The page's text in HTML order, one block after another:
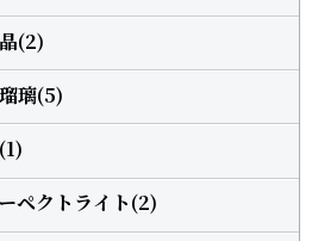
(2)
璃(5)
ペクトライト(2)